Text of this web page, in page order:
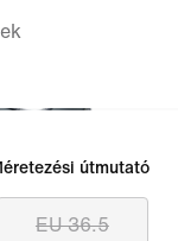
útmutató
EU 36.5